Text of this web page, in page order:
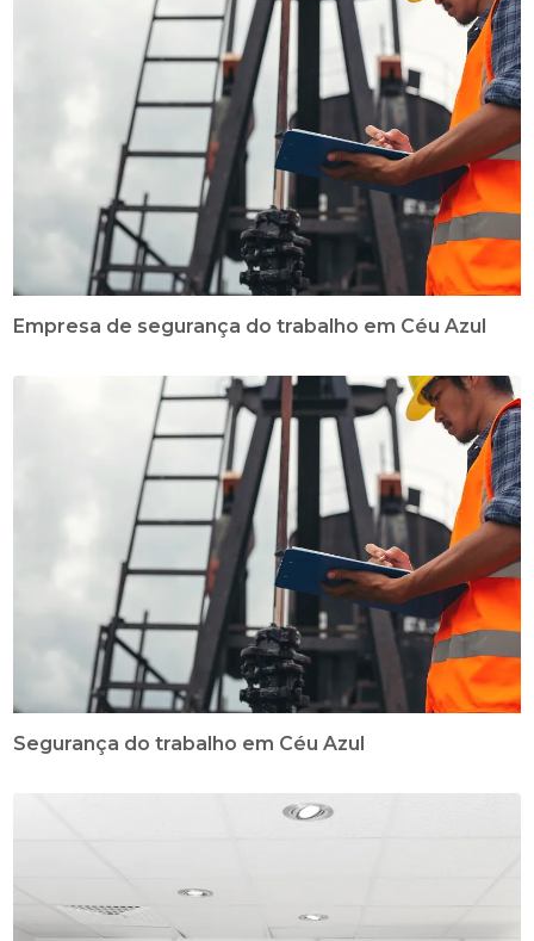
Empresa de segurança do trabalho em Céu Azul
Segurança do trabalho em Céu Azul